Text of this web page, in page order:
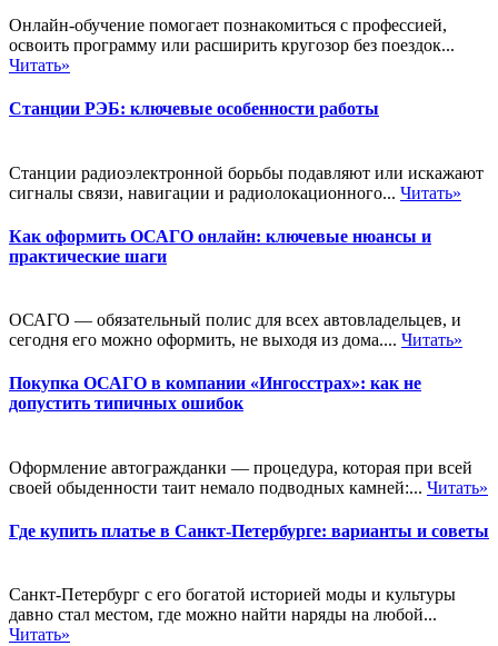
Онлайн-обучение помогает познакомиться с профессией,
освоить программу или расширить кругозор без поездок...
Читать»
Станции РЭБ: ключевые особенности работы
Станции радиоэлектронной борьбы подавляют или искажают
сигналы связи, навигации и радиолокационного... Читать»
Как оформить ОСАГО онлайн: ключевые нюансы и
практические шаги
ОСАГО — обязательный полис для всех автовладельцев, и
сегодня его можно оформить, не выходя из дома.... Читать»
Покупка ОСАГО в компании «Ингосстрах»: как не
допустить типичных ошибок
Оформление автогражданки — процедура, которая при всей
своей обыденности таит немало подводных камней:... Читать»
Где купить платье в Санкт-Петербурге: варианты и советы
Санкт-Петербург с его богатой историей моды и культуры
давно стал местом, где можно найти наряды на любой...
Читать»